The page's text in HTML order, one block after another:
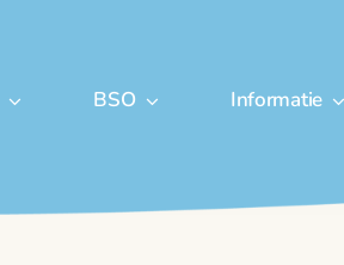
BSO Informatie